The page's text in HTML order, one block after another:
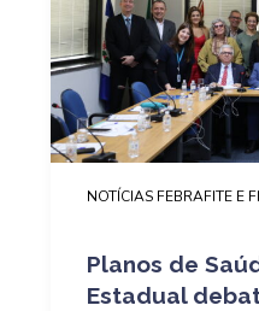
NOTÍCIAS FEBRAFITE E
Planos de
Estadual